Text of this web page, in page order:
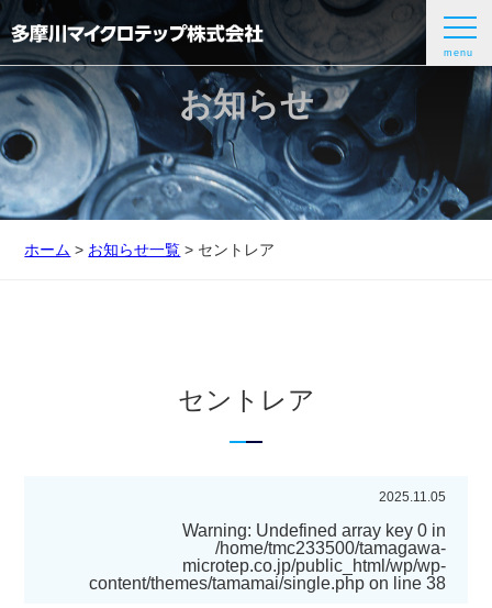
menu
お知らせ
ホーム > お知らせ一覧 > セントレア
セントレア
2025.11.05
Warning: Undefined array key 0 in
/home/tmc233500/tamagawa-
microtep.co.jp/public_html/wp/wp-
content/themes/tamamai/single.phpon line 38